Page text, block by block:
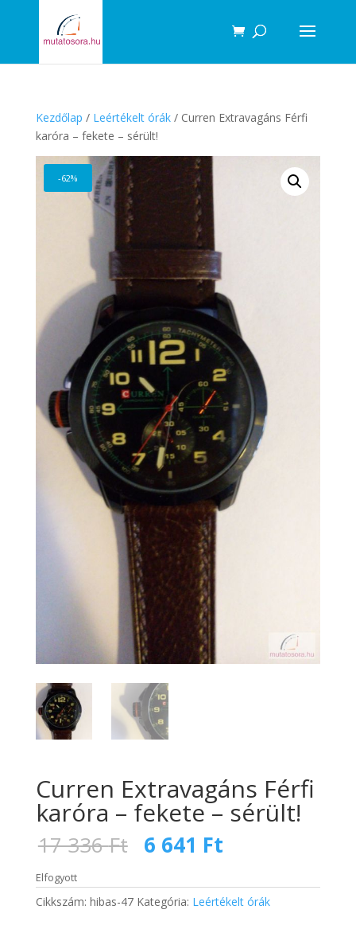
Kezdőlap / Leértékelt órák/ Curren Extravagáns Férfi
karóra – fekete – sérült!
-62%
Curren Extravagáns Férfi
karóra – fekete – sérült!
17 336Ft Original
price
was:
17
336 Ft.
6 641 Ft
is:
6
Elfogyott
Cikkszám: hibas-47 Kategória: Leértékelt órák